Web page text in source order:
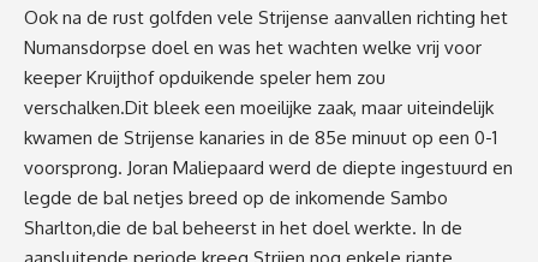
Ook na de rust golfden vele Strijense aanvallen richting het
Numansdorpse doel en was het wachten welke vrij voor
keeper Kruijthof opduikende speler hem zou
verschalken.Dit bleek een moeilijke zaak, maar uiteindelijk
kwamen de Strijense kanaries in de 85e minuut op een 0-1
voorsprong. Joran Maliepaard werd de diepte ingestuurd en
legde de bal netjes breed op de inkomende Sambo
Sharlton,die de bal beheerst in het doel werkte. In de
aansluitende periode kreeg Strijen nog enkele riante